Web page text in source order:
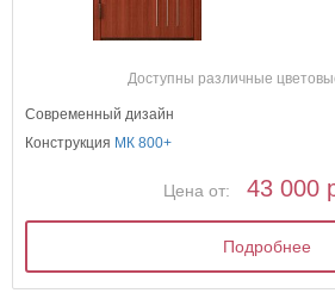
Доступны различные
Современный дизайн
Конструкция МК 800+
Цена от: 43 000
Подробнее